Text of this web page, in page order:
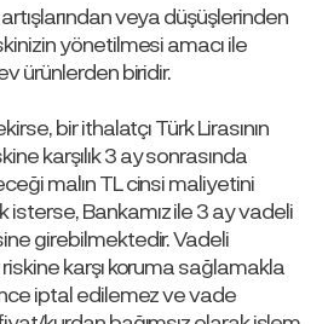
veya düşüşlerinden
yönetilmesi amacı ile
ürünlerden biridir.
bir ithalatçı Türk Lirasının
karşılık 3 ay sonrasında
malın TL cinsi maliyetini
Bankamız ile 3 ay vadeli
girebilmektedir. Vadeli
karşı koruma sağlamakla
iptal edilemez ve vade